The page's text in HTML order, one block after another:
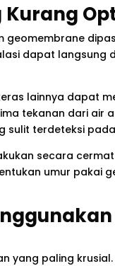
Kurang
geomembrane
dapat langsung
lainnya dapat
tekanan dari air
sulit terdeteksi
secara
umur pakai
yang paling